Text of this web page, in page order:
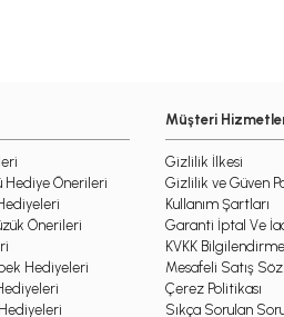
Hediye Önerileri
Önerileri
Hediyeleri
Müşteri
Gizlilik İlkesi
Gizlilik ve Güven
Kullanım Şartları
Garanti İptal Ve
KVKK
Mesafeli Satış
Çerez Politikası
Sıkça Sorulan